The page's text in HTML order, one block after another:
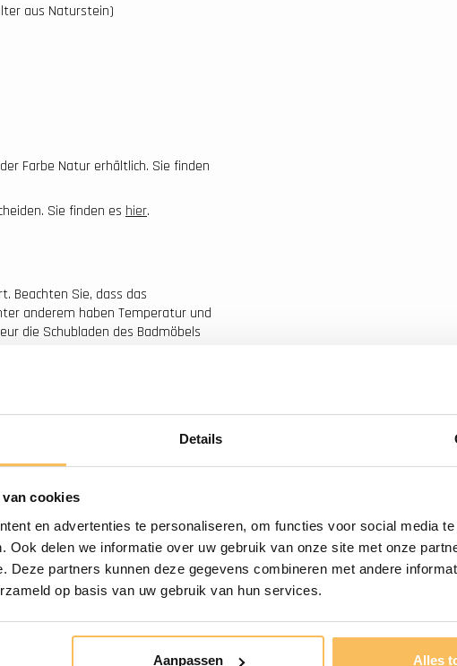
Details
cookies
en advertenties te personaliseren, om functies voor social media
Ook delen we informatie over uw gebruik van onze site met onze
Deze partners kunnen deze gegevens combineren met andere
op basis van uw gebruik van hun services.
Aanpassen Alles
aus Naturstein)
Farbe Natur erhältlich. Sie finden
Sie finden es hier.
Beachten Sie, dass das
anderem haben Temperatur und
die Schubladen des Badmöbels
ab € 500,-